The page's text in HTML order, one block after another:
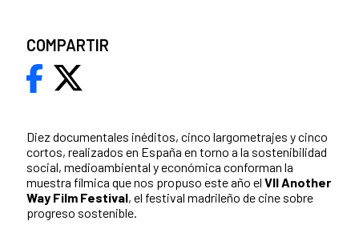
Diez documentales inéditos, cinco largometrajes y cinco
cortos, realizados en España en torno a la sostenibilidad
social, medioambiental y económica conforman la
muestra fílmica que nos propuso este año el VII Another
Way Film Festival, el festival madrileño de cine sobre
progreso sostenible.
COMPARTIR